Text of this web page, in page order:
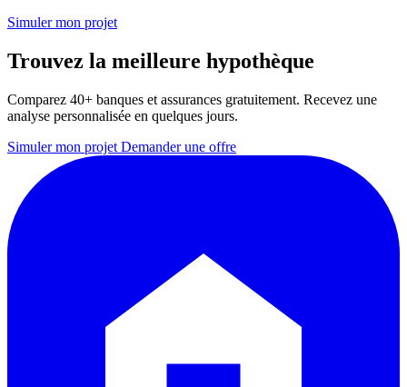
Simuler mon projet
Trouvez la meilleure hypothèque
Comparez 40+ banques et assurances gratuitement. Recevez une
analyse personnalisée en quelques jours.
Simuler mon projet Demander une offre